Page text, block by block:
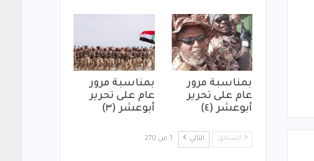
بمناسبة مرور
عام على تحرير
أبوعشر (٤)
بمناسبة مرور
عام على تحرير
أبوعشر (٣)
السابق التالي 1 من 270